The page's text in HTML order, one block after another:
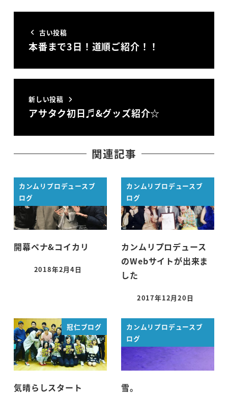
古い投稿
本番まで3日！道順ご紹介！！
新しい投稿
アサタク初日♬&グッズ紹介☆
関連記事
カンムリプロデュースブ
ログ
開幕ペナ&コイカリ
投稿日
2018年2月4日
カンムリプロデュースブ
ログ
カンムリプロデュース
のWebサイトが出来ま
した
投稿日
2017年12月20日
冠仁ブログ
気晴らしスタート
カンムリプロデュースブ
ログ
雪。